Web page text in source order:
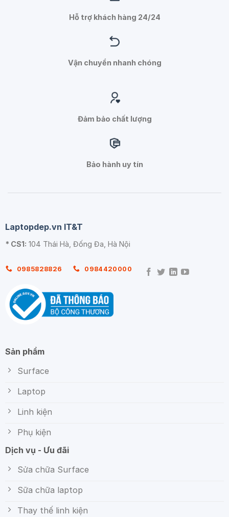
Hỗ trợ khách hàng 24/24
Vận chuyển nhanh chóng
Đảm bảo chất lượng
Bảo hành uy tín
Laptopdep.vn IT&T
* CS1: 104 Thái Hà, Đống Đa, Hà Nội
0985828826 0984420000
Sản phẩm
Surface
Laptop
Linh kiện
Phụ kiện
Dịch vụ - Ưu đãi
Sửa chữa Surface
Sữa chữa laptop
Thay thế linh kiện